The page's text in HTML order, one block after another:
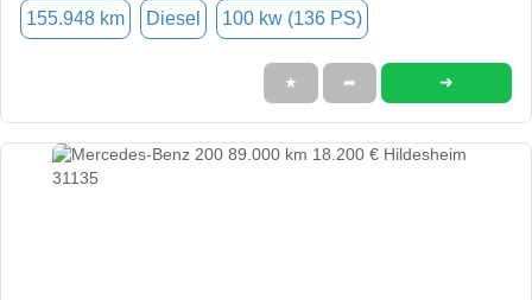
155.948 km Diesel 100 kw (136 PS)
★ ➦ ➜